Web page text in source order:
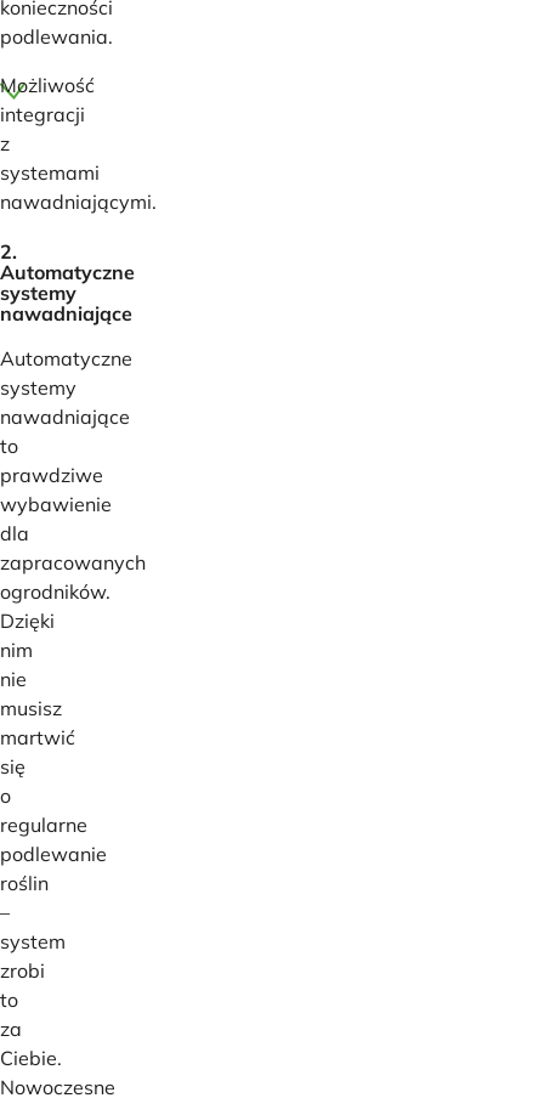
konieczności
podlewania.
Możliwość
integracji
z
systemami
nawadniającymi.
2.
Automatyczne
systemy
nawadniające
Automatyczne
systemy
nawadniające
to
prawdziwe
wybawienie
dla
zapracowanych
ogrodników.
Dzięki
nim
nie
musisz
martwić
się
o
regularne
podlewanie
roślin
–
system
zrobi
to
za
Ciebie.
Nowoczesne